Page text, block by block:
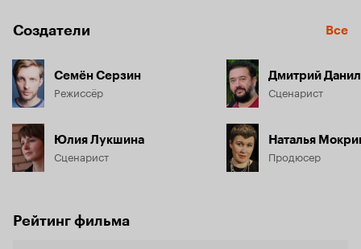
Создатели Все
Семён Серзин
Режиссёр
Юлия Лукшина
Сценарист
Дмитрий
Сценарист
Наталья
Продюсер
Рейтинг фильма